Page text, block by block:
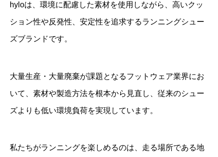
hyloは、環境に配慮した素材を使用しながら、高いクッ
ション性や反発性、安定性を追求するランニングシュー
ズブランドです。
大量生産・大量廃棄が課題となるフットウェア業界にお
いて、素材や製造方法を根本から見直し、従来のシュー
ズよりも低い環境負荷を実現しています。
私たちがランニングを楽しめるのは、走る場所である地